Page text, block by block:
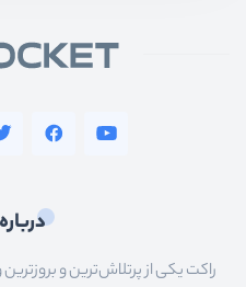
راکت یکی از پرتلاش‌ترین و